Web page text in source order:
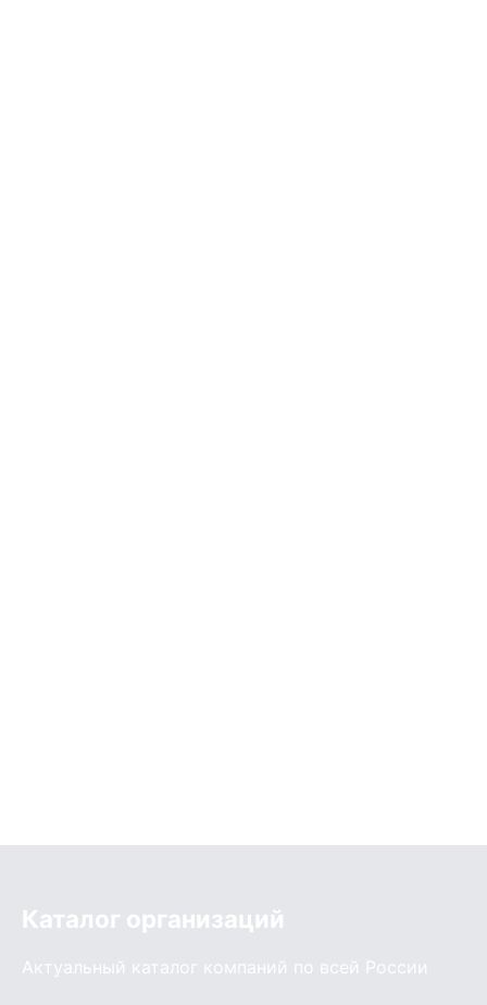
Каталог организаций
Актуальный каталог компаний по всей России